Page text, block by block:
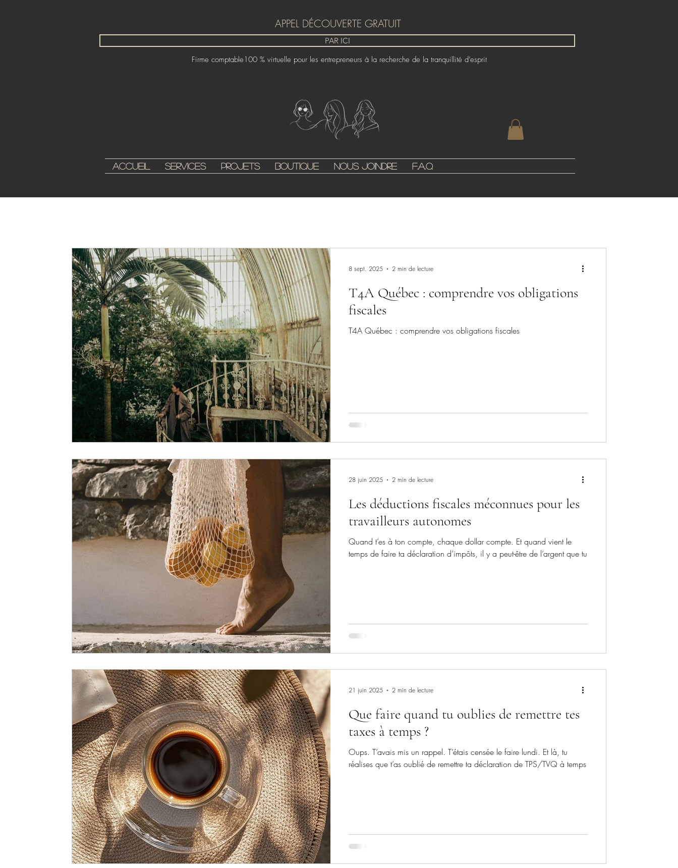
APPEL DÉCOUVERTE GRATUIT
PAR ICI
Firme comptable100 % virtuelle pour les entrepreneurs à la recherche de la tranquillité d’esprit
Accueil Services Projets Boutique Nous joindre F.A.Q
T4A Québec : comprendre vos obligations
fiscales
T4A Québec : comprendre vos obligations fiscales
8 sept. 2025 2 min de lecture
Les déductions fiscales méconnues pour les
travailleurs autonomes
Quand t’es à ton compte, chaque dollar compte. Et quand vient le
temps de faire ta déclaration d’impôts, il y a peut-être de l’argent que tu
28 juin 2025 2 min de lecture
Que faire quand tu oublies de remettre tes
taxes à temps ?
Oups. T’avais mis un rappel. T’étais censée le faire lundi. Et là, tu
réalises que t’as oublié de remettre ta déclaration de TPS/TVQ à temps
21 juin 2025 2 min de lecture